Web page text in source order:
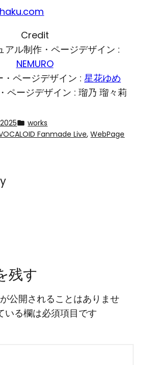
Credit
アル制作・ページデザイン :
NEMURO
ページデザイン : 星花ゆめ
ページデザイン : 瑠乃 瑠々莉
works
Fanmade Live, WebPage
残す
公開されることはありませ
いる欄は必須項目です